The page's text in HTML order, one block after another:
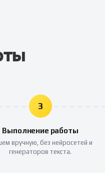
3
Выполнение работы
вручную, без нейросетей и
генераторов текста.